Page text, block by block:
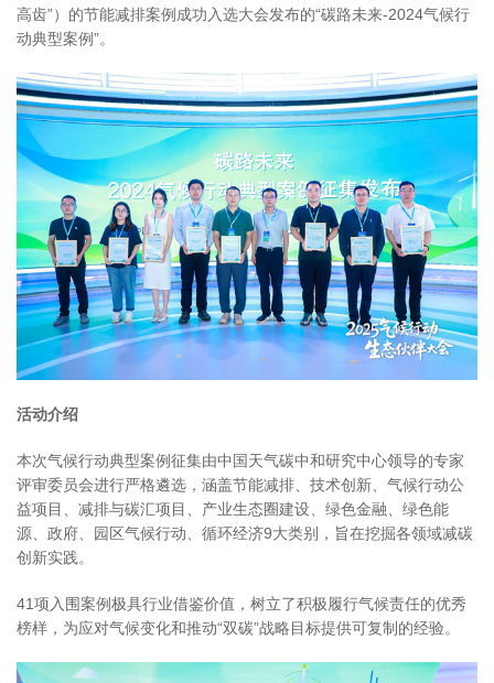
高齿”）的节能减排案例成功入选大会发布的“碳路未来-2024气候行
动典型案例”。
活动介绍
本次气候行动典型案例征集由中国天气碳中和研究中心领导的专家
评审委员会进行严格遴选，涵盖节能减排、技术创新、气候行动公
益项目、减排与碳汇项目、产业生态圈建设、绿色金融、绿色能
源、政府、园区气候行动、循环经济9大类别，旨在挖掘各领域减碳
创新实践。
41项入围案例极具行业借鉴价值，树立了积极履行气候责任的优秀
榜样，为应对气候变化和推动“双碳”战略目标提供可复制的经验。